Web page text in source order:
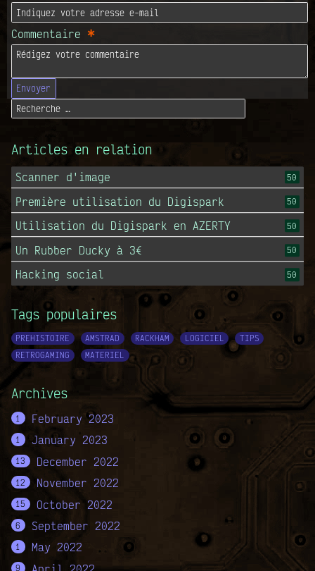
Commentaire *
Envoyer
Articles en relation
50
Scanner d'image
50
Première utilisation du Digispark
50
Utilisation du Digispark en AZERTY
50
Un Rubber Ducky à 3€
50
Hacking social
Tags populaires
PREHISTOIRE AMSTRAD RACKHAM LOGICIEL
TIPS
RETROGAMING
MATERIEL
Archives
1 February 2023
1 January 2023
13 December 2022
12 November 2022
15 October 2022
6 September 2022
1 May 2022
9